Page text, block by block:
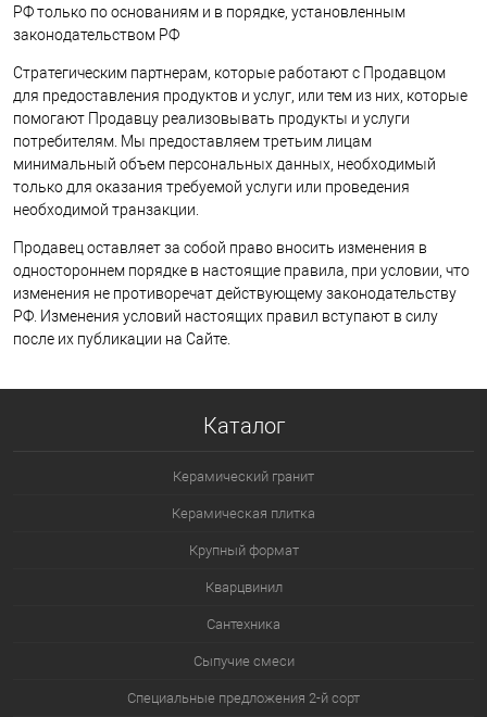
РФ только по основаниям и в порядке, установленным
законодательством РФ
Стратегическим партнерам, которые работают с Продавцом
для предоставления продуктов и услуг, или тем из них, которые
помогают Продавцу реализовывать продукты и услуги
потребителям. Мы предоставляем третьим лицам
минимальный объем персональных данных, необходимый
только для оказания требуемой услуги или проведения
необходимой транзакции.
Продавец оставляет за собой право вносить изменения в
одностороннем порядке в настоящие правила, при условии, что
изменения не противоречат действующему законодательству
РФ. Изменения условий настоящих правил вступают в силу
после их публикации на Сайте.
Каталог
Керамический гранит
Керамическая плитка
Крупный формат
Кварцвинил
Сантехника
Сыпучие смеси
Специальные предложения 2-й сорт